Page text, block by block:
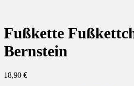
Fußkette
Bernstein
18,90 €